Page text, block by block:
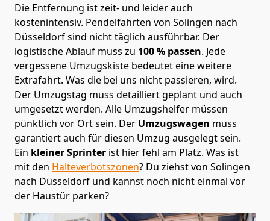
Die Entfernung ist zeit- und leider auch
kostenintensiv. Pendelfahrten von Solingen nach
Düsseldorf sind nicht täglich ausführbar. Der
logistische Ablauf muss zu 100 % passen. Jede
vergessene Umzugskiste bedeutet eine weitere
Extrafahrt. Was die bei uns nicht passieren, wird.
Der Umzugstag muss detailliert geplant und auch
umgesetzt werden. Alle Umzugshelfer müssen
pünktlich vor Ort sein. Der Umzugswagen muss
garantiert auch für diesen Umzug ausgelegt sein.
Ein kleiner Sprinter ist hier fehl am Platz. Was ist
mit den Halteverbotszonen? Du ziehst von Solingen
nach Düsseldorf und kannst noch nicht einmal vor
der Haustür parken?